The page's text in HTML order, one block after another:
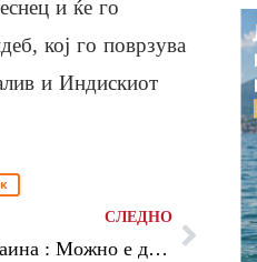
и ќе го
кој го поврзува
и Индискиот
СЛЕДНО
Буданов за војната во Украина : Можно е да заврши пред зимата